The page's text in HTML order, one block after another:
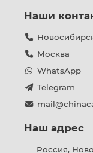
Наши
Москва
WhatsApp
Telegram
Наш адрес
Россия,